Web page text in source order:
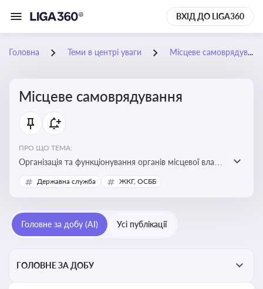
ВХІД ДО LIGA360
Головна Теми в центрі уваги Місцеве самоврядування
Місцеве самоврядування
ПРО ЩО ТЕМА:
Організація та функціонування органів місцевої влади,
які приймають рішення та здійснюють управлінські
функції на рівні місцевих громад (міст, сіл, селищ)
Державна служба ЖКГ, ОСББ
Головне за добу (AI) Усі публікації
ГОЛОВНЕ ЗА ДОБУ